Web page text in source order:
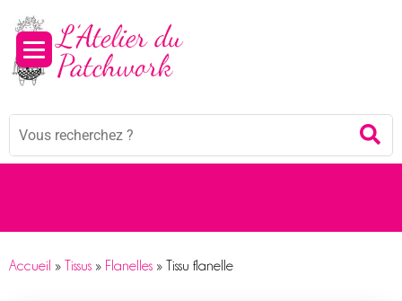
Mots
Accueil » Tissus » Flanelles » Tissu flanelle